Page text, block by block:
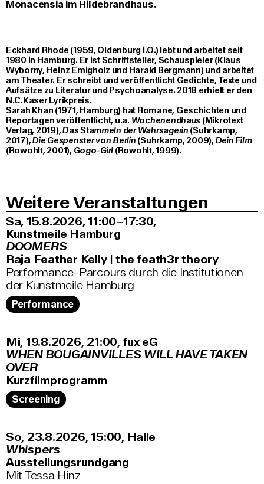
Monacensia im Hildebrandhaus.
Eckhard Rhode (1959, Oldenburg i.O.) lebt und arbeitet seit
1980 in Hamburg. Er ist Schriftsteller, Schauspieler (Klaus
Wyborny, Heinz Emigholz und Harald Bergmann) und arbeitet
am Theater. Er schreibt und veröffentlicht Gedichte, Texte und
Aufsätze zu Literatur und Psychoanalyse. 2018 erhielt er den
N.C.Kaser Lyrikpreis.
Sarah Khan (1971, Hamburg) hat Romane, Geschichten und
Reportagen veröffentlicht, u.a. Wochenendhaus (Mikrotext
Verlag, 2019),Das Stammeln der Wahrsagerin (Suhrkamp,
2017),Die Gespenster von Berlin (Suhrkamp, 2009), Dein Film
(Rowohlt, 2001), Gogo-Girl (Rowohlt, 1999).
Weitere Veranstaltungen
Sa, 15.8.2026 11:00–17:30,
Kunstmeile Hamburg
DOOMERS
Raja Feather Kelly | the feath3r theory
Performance-Parcours durch die Institutionen
der Kunstmeile Hamburg
Performance
Mi, 19.8.2026 21:00, fux eG
WHEN BOUGAINVILLES WILL HAVE TAKEN
OVER
Kurzfilmprogramm
Screening
So, 23.8.2026 15:00, Halle
Whispers
Ausstellungsrundgang
Mit Tessa Hinz